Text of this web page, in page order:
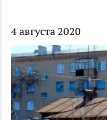
4 августа 2020